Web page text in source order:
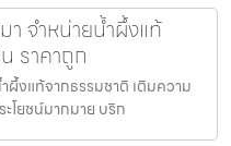
า จำหน่ายน้ำผึ้งแท้
ราคาถูก
ผึ้งแท้จากธรรมชาติ เติมความ
โยชน์มากมาย บริก